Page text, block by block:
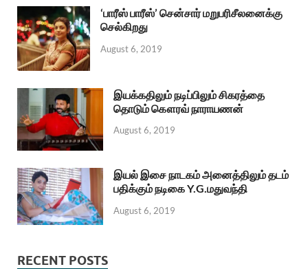
‘பாரீஸ் பாரீஸ்’ சென்சார் மறுபரிசீலனைக்கு
செல்கிறது
August 6, 2019
இயக்கதிலும் நடிப்பிலும் சிகரத்தை
தொடும் கௌரவ் நாராயணன்
August 6, 2019
இயல் இசை நாடகம் அனைத்திலும் தடம்
பதிக்கும் நடிகை Y.G.மதுவந்தி
August 6, 2019
RECENT POSTS